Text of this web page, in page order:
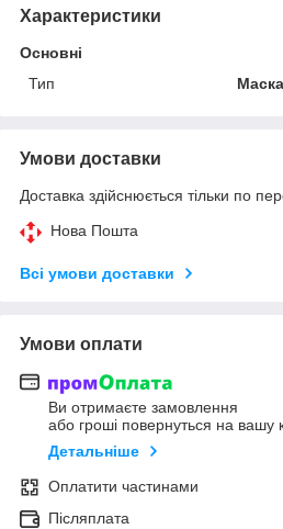
Характеристики
Основні
Тип
Маска
Умови доставки
Доставка здійснюється тільки по
Нова Пошта
Всі умови доставки
Умови оплати
Ви отримаєте замовлення
або гроші повернуться на вашу
Детальніше
Оплатити частинами
Післяплата